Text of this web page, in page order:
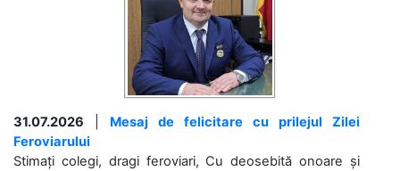
31.07.2026
Mesaj de felicitare cu prilejul Zilei
Feroviarului
Stimați colegi, dragi feroviari, Cu deosebită onoare și